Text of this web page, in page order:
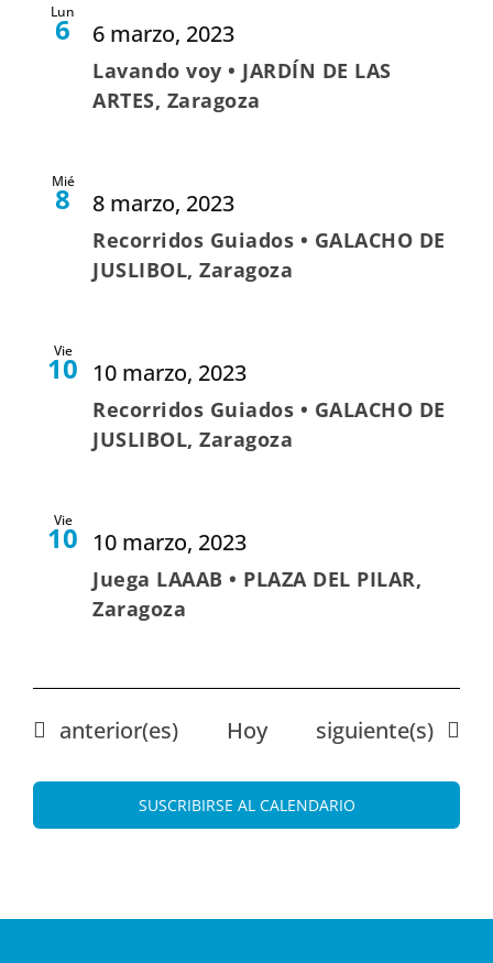
Lun
6 6 marzo, 2023
Lavando voy • JARDÍN DE LAS
ARTES, Zaragoza
Mié
8 8 marzo, 2023
Recorridos Guiados • GALACHO DE
JUSLIBOL, Zaragoza
Vie
10 10 marzo, 2023
Recorridos Guiados • GALACHO DE
JUSLIBOL, Zaragoza
Vie
10 10 marzo, 2023
Juega LAAAB • PLAZA DEL PILAR,
Zaragoza
Eventos
anterior(es) Hoy Eventos
siguiente(s)
SUSCRIBIRSE AL CALENDARIO